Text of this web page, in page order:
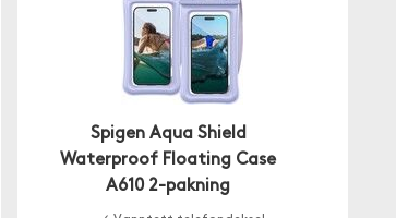
Spigen Aqua Shield
Waterproof Floating Case
A610 2-pakning